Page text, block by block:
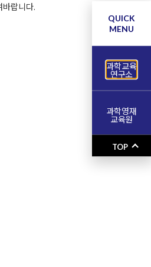
랍니다.
QUICK
MENU
과학교육
연구소
과학영재
교육원
TOP